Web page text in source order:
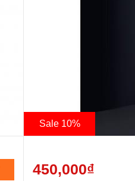
Sale 10%
450,000₫